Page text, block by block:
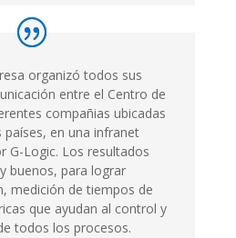
organizó todos sus
entre el Centro de
compañias ubicadas
países, en una infranet
G-Logic. Los resultados
buenos, para lograr
medición de tiempos de
que ayudan al control y
todos los procesos.